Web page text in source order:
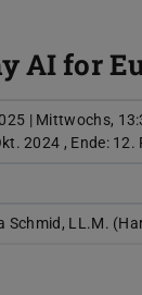
AI for
| Mittwochs,
2024 , Ende: 12.
Schmid, LL.M.